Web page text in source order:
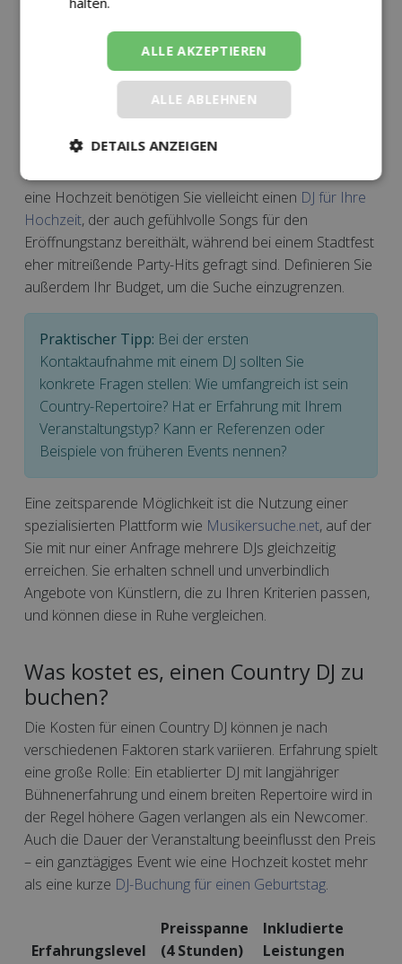
Klären Sie technische Anforderungen
(Raumgröße, verfügbare Stromanschlüsse)
Holen Sie Meinungen und Referenzen ein
(frühere Events, Bewertungen)
Ein entscheidender Faktor ist der Anlass selbst. Für
eine Hochzeit benötigen Sie vielleicht einen DJ für Ihre
Hochzeit, der auch gefühlvolle Songs für den
Eröffnungstanz bereithält, während bei einem Stadtfest
eher mitreißende Party-Hits gefragt sind. Definieren Sie
außerdem Ihr Budget, um die Suche einzugrenzen.
Praktischer Tipp: Bei der ersten
Kontaktaufnahme mit einem DJ sollten Sie
konkrete Fragen stellen: Wie umfangreich ist sein
Country-Repertoire? Hat er Erfahrung mit Ihrem
Veranstaltungstyp? Kann er Referenzen oder
Beispiele von früheren Events nennen?
Eine zeitsparende Möglichkeit ist die Nutzung einer
spezialisierten Plattform wie Musikersuche.net, auf der
Sie mit nur einer Anfrage mehrere DJs gleichzeitig
erreichen. Sie erhalten schnell und unverbindlich
Angebote von Künstlern, die zu Ihren Kriterien passen,
und können diese in Ruhe vergleichen.
Was kostet es, einen Country DJ zu
buchen?
Die Kosten für einen Country DJ können je nach
verschiedenen Faktoren stark variieren. Erfahrung spielt
eine große Rolle: Ein etablierter DJ mit langjähriger
Bühnenerfahrung und einem breiten Repertoire wird in
der Regel höhere Gagen verlangen als ein Newcomer.
Auch die Dauer der Veranstaltung beeinflusst den Preis
– ein ganztägiges Event wie eine Hochzeit kostet mehr
als eine kurze DJ-Buchung für einen Geburtstag.
Erfahrungslevel
Preisspanne
(4 Stunden)
Inkludierte
Leistungen
ALLE AKZEPTIEREN
ALLE ABLEHNEN
DETAILS ANZEIGEN